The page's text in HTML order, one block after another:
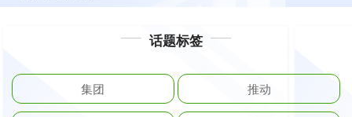
话题标签
集团 推动